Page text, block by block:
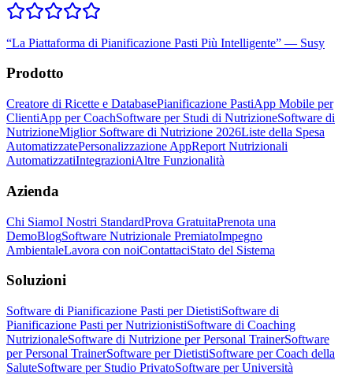
“La Piattaforma di Pianificazione Pasti Più Intelligente” — Susy
Prodotto
Creatore di Ricette e DatabasePianificazione PastiApp Mobile per
ClientiApp per CoachSoftware per Studi di NutrizioneSoftware di
NutrizioneMiglior Software di Nutrizione 2026Liste della Spesa
AutomatizzatePersonalizzazione AppReport Nutrizionali
AutomatizzatiIntegrazioniAltre Funzionalità
Azienda
Chi SiamoI Nostri StandardProva GratuitaPrenota una
DemoBlogSoftware Nutrizionale PremiatoImpegno
AmbientaleLavora con noiContattaciStato del Sistema
Soluzioni
Software di Pianificazione Pasti per DietistiSoftware di
Pianificazione Pasti per NutrizionistiSoftware di Coaching
NutrizionaleSoftware di Nutrizione per Personal TrainerSoftware
per Personal TrainerSoftware per DietistiSoftware per Coach della
SaluteSoftware per Studio PrivatoSoftware per Università